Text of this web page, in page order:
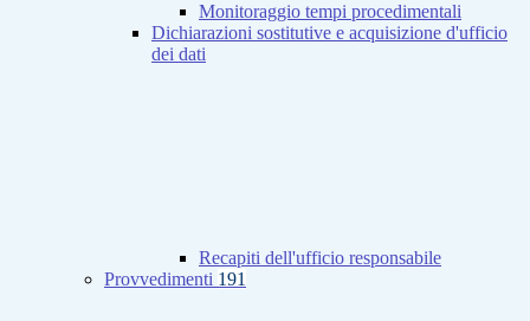
Monitoraggio tempi procedimentali
Dichiarazioni sostitutive e acquisizione d'ufficio
dei dati
Recapiti dell'ufficio responsabile
Provvedimenti 191